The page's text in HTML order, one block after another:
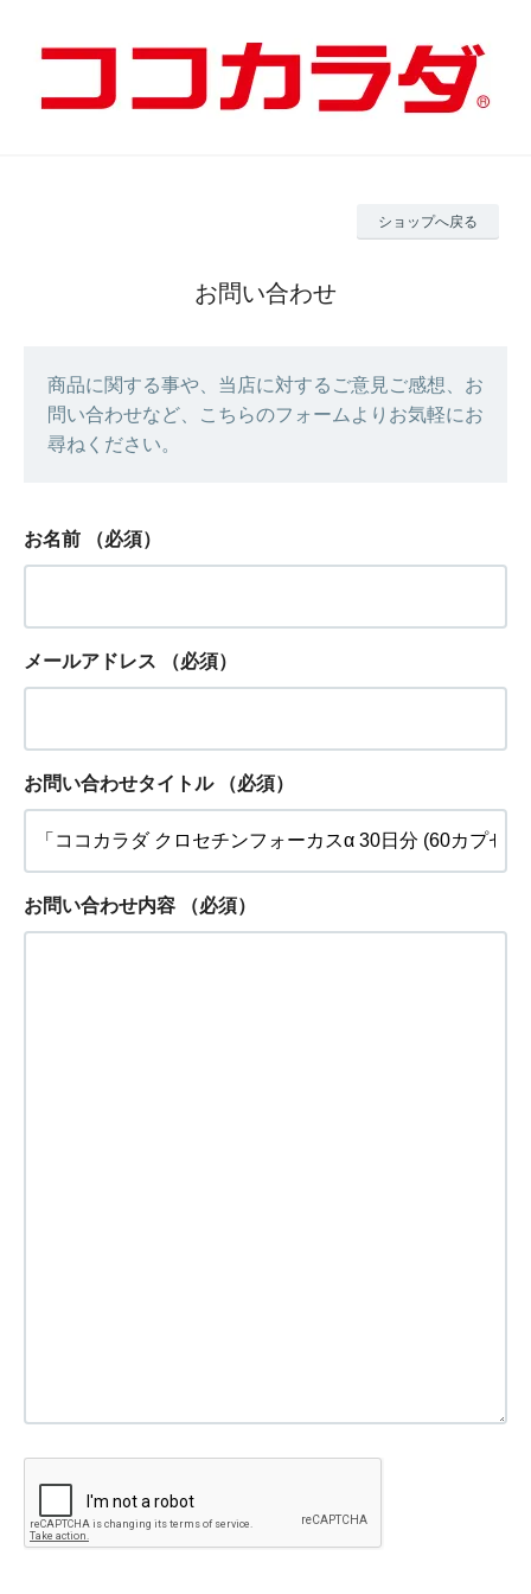
ショップへ戻る
お問い合わせ
商品に関する事や、当店に対するご意見ご感想、お
問い合わせなど、こちらのフォームよりお気軽にお
尋ねください。
お名前 （必須）
メールアドレス （必須）
お問い合わせタイトル （必須）
お問い合わせ内容 （必須）